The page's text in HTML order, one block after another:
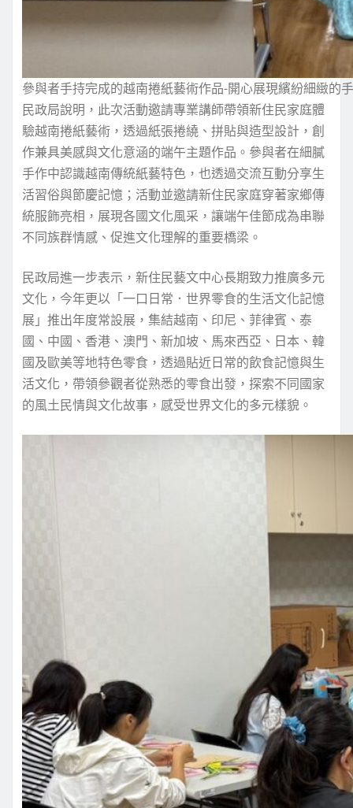
參與者手持完成的越南捲紙藝術作品-開心展現繽紛細緻的
民政局說明，此次活動邀請專業講師帶領新住民家庭體
驗越南捲紙藝術，透過紙張捲繞、拼貼與造型設計，創
作兼具美感與文化意涵的端午主題作品。參與者在細膩
手作中認識越南傳統紙藝特色，也透過交流互動分享生
活習俗與節慶記憶；活動並邀請新住民家庭穿著家鄉傳
統服飾亮相，展現各國文化風采，讓端午佳節成為串聯
不同族群情感、促進文化理解的重要橋梁。
民政局進一步表示，新住民藝文中心長期致力推廣多元
文化，今年更以「一口日常．世界零食的生活文化記憶
展」推出年度常設展，集結越南、印尼、菲律賓、泰
國、中國、香港、澳門、新加坡、馬來西亞、日本、韓
國及歐美等地特色零食，透過貼近日常的飲食記憶與生
活文化，帶領參觀者從熟悉的零食出發，探索不同國家
的風土民情與文化故事，感受世界文化的多元樣貌。